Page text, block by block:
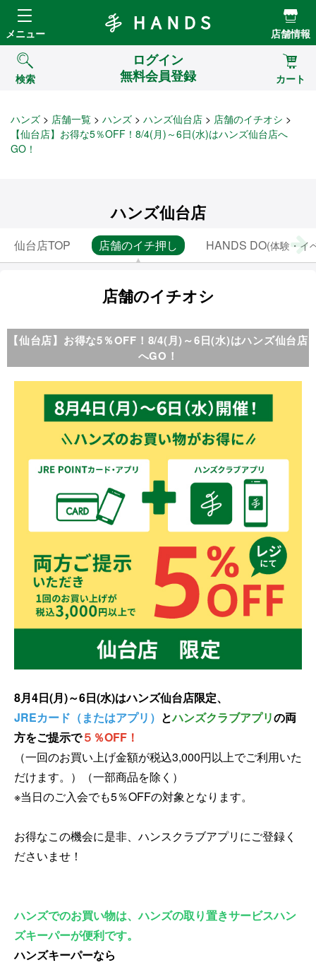
Hands ハンズ
メニュー 店舗情報
検索
ログイン
無料会員登録
カート
ハンズ 店舗一覧 ハンズ ハンズ仙台店
店舗のイチオシ
【仙台店】お得な5％OFF！8/4(月)～6日(水)はハンズ仙台店へ
GO！
ハンズ仙台店
仙台店TOP 店舗のイチ押し HANDS DO(体験・イ
店舗のイチオシ
【仙台店】お得な5％OFF！8/4(月)～6日(水)はハンズ仙台店
へGO！
8月4日(月)～6日(水)はハンズ仙台店限定、
JREカード（またはアプリ） とハンズクラブアプリの両
方をご提示で５％OFF ！
（一回のお買い上げ金額が税込3,000円以上でご利用いた
だけます。）（一部商品を除く）
※当日のご入会でも5％OFFの対象となります。
お得なこの機会に是非、ハンスクラブアプリにご登録く
ださいませ！
ハンズでのお買い物は、ハンズの取り置きサービスハン
ズキーパーが便利です。
ハンズキーパーなら